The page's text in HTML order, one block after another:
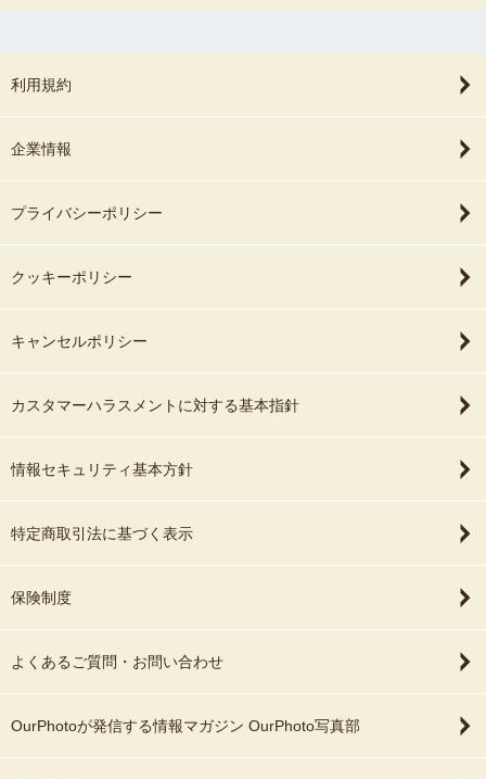
利用規約
企業情報
プライバシーポリシー
クッキーポリシー
キャンセルポリシー
カスタマーハラスメントに対する基本指針
情報セキュリティ基本方針
特定商取引法に基づく表示
保険制度
よくあるご質問・お問い合わせ
OurPhotoが発信する情報マガジン OurPhoto写真部